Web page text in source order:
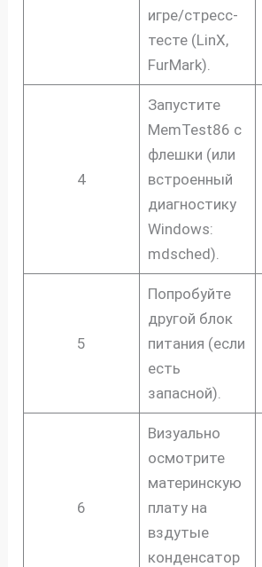
игре/стресс-
тесте (LinX,
FurMark).
4
Запустите
MemTest86 с
флешки (или
встроенный
диагностику
Windows:
mdsched).
5
Попробуйте
другой блок
питания (если
есть
запасной).
6
Визуально
осмотрите
материнскую
плату на
вздутые
конденсатор